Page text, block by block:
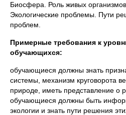
Биосфера. Роль живых
Экологические проблемы. Пути
проблем.
Примерные требования к
обучающихся:
обучающиеся должны знать
системы, механизм круговорота
природе, иметь представление о
обучающиеся должны быть
экологии и знать пути решения